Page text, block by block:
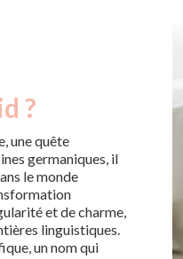
?
une quête
germaniques, il
le monde
et de charme,
linguistiques.
un nom qui